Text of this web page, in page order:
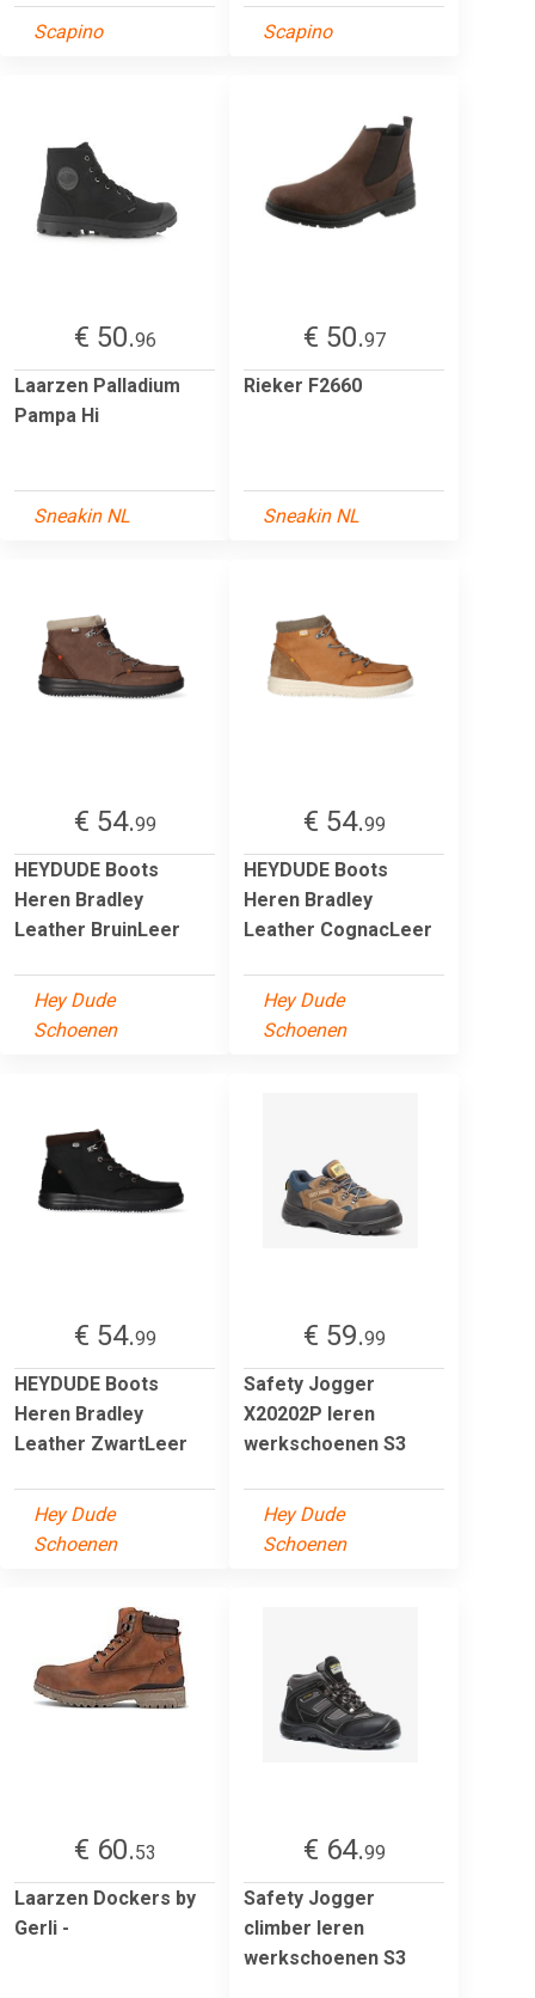
Scapino Scapino
€ 50.96
Laarzen Palladium
Pampa Hi
Sneakin NL
€ 50.97
Rieker F2660
Sneakin NL
€ 54.99
HEYDUDE Boots
Heren Bradley
Leather BruinLeer
Hey Dude
Schoenen
€ 54.99
HEYDUDE Boots
Heren Bradley
Leather CognacLeer
Hey Dude
Schoenen
€ 54.99
HEYDUDE Boots
Heren Bradley
Leather ZwartLeer
Hey Dude
Schoenen
€ 59.99
Safety Jogger
X20202P leren
werkschoenen S3
Hey Dude
Schoenen
€ 60.53
Laarzen Dockers by
Gerli -
€ 64.99
Safety Jogger
climber leren
werkschoenen S3